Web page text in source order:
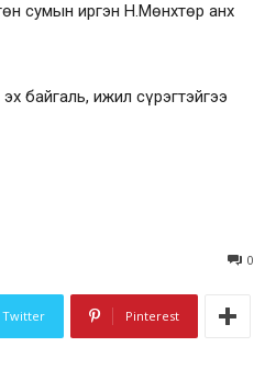
сумын иргэн Н.Мөнхтөр анх
байгаль, ижил сүрэгтэйгээ
0
Twitter Pinterest